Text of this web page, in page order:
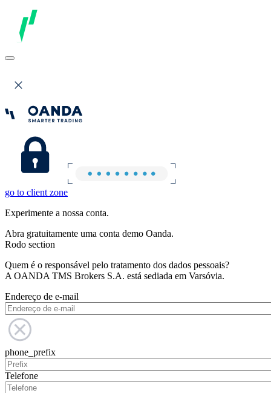
go to client zone
Experimente a nossa conta.
Abra gratuitamente uma conta demo Oanda.
Rodo section
Quem é o responsável pelo tratamento dos dados pessoais?
A OANDA TMS Brokers S.A. está sediada em Varsóvia.
Endereço de e-mail
phone_prefix
Telefone